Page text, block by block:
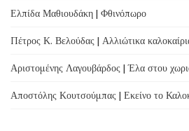
Ελπίδα Μαθιουδάκη | Φθινόπωρο
Πέτρος Κ. Βελούδας | Αλλιώτικα
Αριστομένης Λαγουβάρδος | Έλα στου
Αποστόλης Κουτσούμπας | Εκείνο το